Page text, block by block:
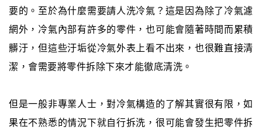
要的。至於為什麼需要請人洗冷氣？這是因為除了冷氣濾
網外，冷氣內部有許多的零件，也可能會隨著時間而累積
髒汙，但這些汙垢從冷氣外表上看不出來，也很難直接清
潔，會需要將零件拆除下來才能徹底清洗。
但是一般非專業人士，對冷氣構造的了解其實很有限，如
果在不熟悉的情況下就自行拆洗，很可能會發生把零件拆